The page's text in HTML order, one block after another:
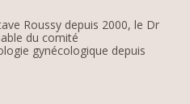
Roussy depuis 2000, le Dr
du comité
gynécologique depuis